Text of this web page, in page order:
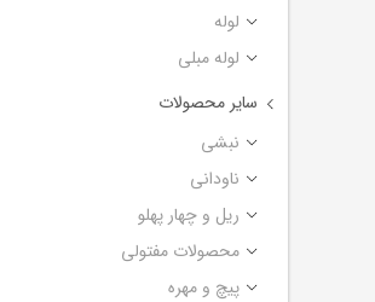
لوله
لوله مبلی
سایر محصولات
نبشی
ناودانی
ریل و چهار پهلو
محصولات مفتولی
پیچ و مهره